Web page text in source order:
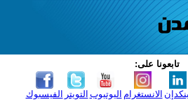
تابعونا على:
الفيسبوك التويتر اليوتيوب الانستغرام